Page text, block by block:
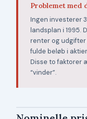
Problemet med
Ingen investerer
landsplan i 1995.
renter og
fulde beløb i
Disse to faktorer
“vinder”.